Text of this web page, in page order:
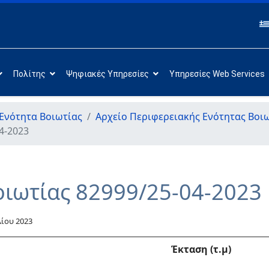
Πολίτης Ψηφιακές Υπηρεσίες Υπηρεσίες Web Services
Βοιωτίας
Αρχείο Περιφερειακής Ενότητας
2023
82999/25-04-2023
2023
Έκταση (τ.μ)